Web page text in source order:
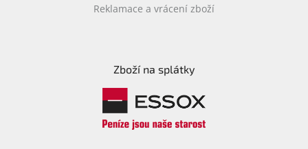
Reklamace a vrácení zboží
Zboží na splátky